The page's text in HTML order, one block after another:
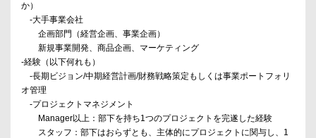
か）
-大手事業会社
企画部門（経営企画、事業企画）
新規事業開発、商品企画、マーケティング
-経験（以下何れも）
-長期ビジョン/中期経営計画/財務戦略策定もしくは事業ポートフォリ
オ管理
-プロジェクトマネジメント
Manager以上：部下を持ち1つのプロジェクトを完遂した経験
スタッフ：部下はおらずとも、主体的にプロジェクトに関与し、1